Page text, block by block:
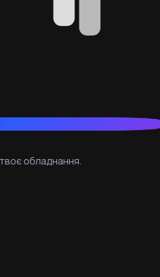
обладнання.